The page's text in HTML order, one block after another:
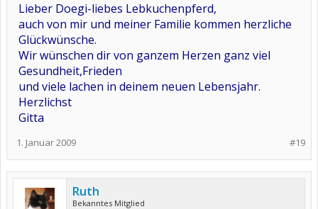
Lieber Doegi-liebes Lebkuchenpferd,
auch von mir und meiner Familie kommen herzliche
Glückwünsche.
Wir wünschen dir von ganzem Herzen ganz viel
Gesundheit,Frieden
und viele lachen in deinem neuen Lebensjahr.
Herzlichst
Gitta
#19
1. Januar 2009
Ruth
Bekanntes Mitglied